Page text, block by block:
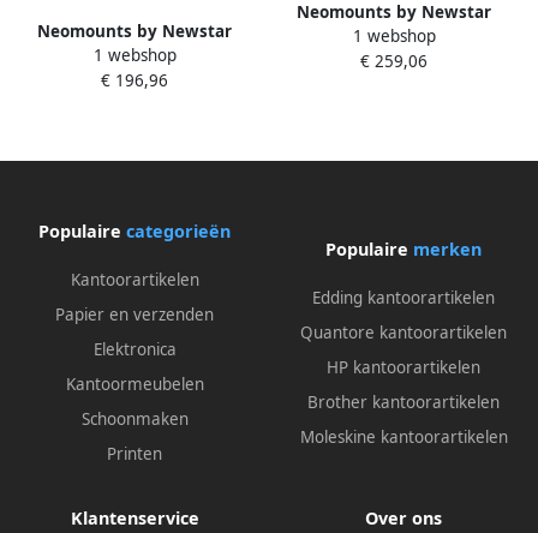
Neomounts by Newstar
Monitorarm Neomounts
D700DD 2x19-30"op voet
1 webshop
€ 196,96
Neomounts by Newstar
FPMA D700DD4 flat panel
bureau steun
1 webshop
€ 259,06
Populaire categorieën
Kantoorartikelen
Papier en verzenden
Elektronica
Kantoormeubelen
Schoonmaken
Printen
Populaire merken
Edding kantoorartikelen
Quantore kantoorartikelen
HP kantoorartikelen
Brother kantoorartikelen
Moleskine kantoorartikelen
Klantenservice Over ons